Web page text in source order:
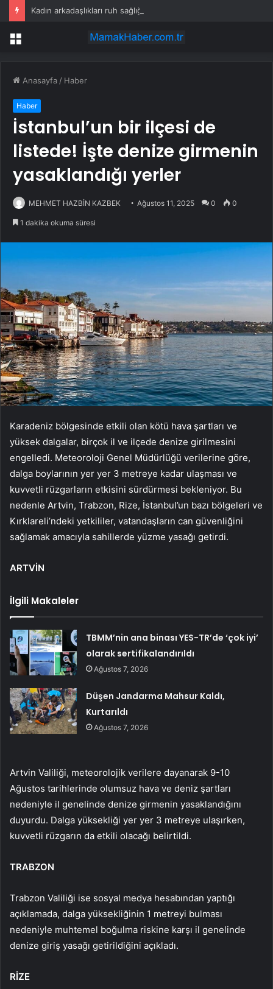
Kadın arkadaşlıkları ruh sağlığını güçlendiriyor
Menü
Anasayfa / Haber
Haber
İstanbul’un bir ilçesi de
listede! İşte denize girmenin
yasaklandığı yerler
MEHMET HAZBİN KAZBEK Ağustos 11, 2025 0 0
1 dakika okuma süresi
Karadeniz bölgesinde etkili olan kötü hava şartları ve
yüksek dalgalar, birçok il ve ilçede denize girilmesini
engelledi. Meteoroloji Genel Müdürlüğü verilerine göre,
dalga boylarının yer yer 3 metreye kadar ulaşması ve
kuvvetli rüzgarların etkisini sürdürmesi bekleniyor. Bu
nedenle Artvin, Trabzon, Rize, İstanbul’un bazı bölgeleri ve
Kırklareli’ndeki yetkililer, vatandaşların can güvenliğini
sağlamak amacıyla sahillerde yüzme yasağı getirdi.
ARTVİN
İlgili Makaleler
TBMM’nin ana binası YES-TR’de ‘çok iyi’
olarak sertifikalandırıldı
Ağustos 7, 2026
Düşen Jandarma Mahsur Kaldı,
Kurtarıldı
Ağustos 7, 2026
Artvin Valiliği, meteorolojik verilere dayanarak 9-10
Ağustos tarihlerinde olumsuz hava ve deniz şartları
nedeniyle il genelinde denize girmenin yasaklandığını
duyurdu. Dalga yüksekliği yer yer 3 metreye ulaşırken,
kuvvetli rüzgarın da etkili olacağı belirtildi.
TRABZON
Trabzon Valiliği ise sosyal medya hesabından yaptığı
açıklamada, dalga yüksekliğinin 1 metreyi bulması
nedeniyle muhtemel boğulma riskine karşı il genelinde
denize giriş yasağı getirildiğini açıkladı.
RİZE